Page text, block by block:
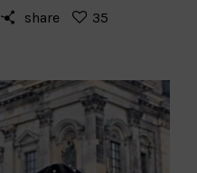
share 35